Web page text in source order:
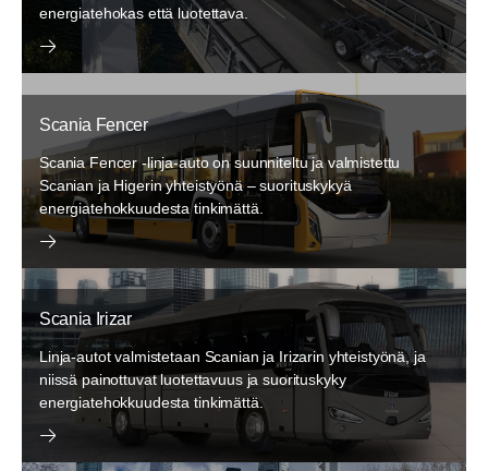
energiatehokas että luotettava.
Scania Fencer
Scania Fencer -linja-auto on suunniteltu ja valmistettu
Scanian ja Higerin yhteistyönä – suorituskykyä
energiatehokkuudesta tinkimättä.
Scania Irizar
Linja-autot valmistetaan Scanian ja Irizarin yhteistyönä, ja
niissä painottuvat luotettavuus ja suorituskyky
energiatehokkuudesta tinkimättä.